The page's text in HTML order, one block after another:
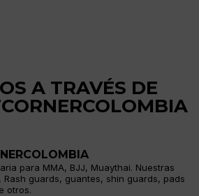
A TRAVÉS DE
para MMA, BJJ, Muaythai. Nuestras
Rash guards, guantes, shin guards, pads
otros.